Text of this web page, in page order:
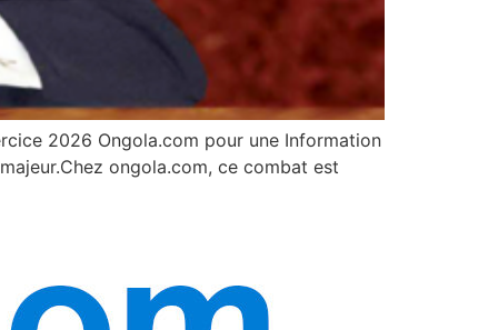
2026 Ongola.com pour une Information
ongola.com, ce combat est